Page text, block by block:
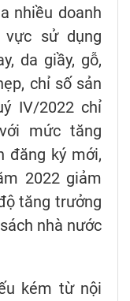
nhiều doanh
sử dụng
da giầy, gỗ,
chỉ số sản
IV/2022 chỉ
mức tăng
đăng ký mới,
2022 giảm
tăng trưởng
nhà nước
kém từ nội